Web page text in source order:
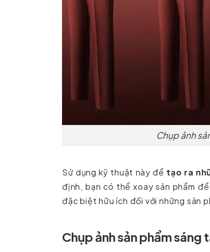
Chụp ảnh
Sử dụng kỹ thuật này để tạo ra
định, bạn có thể xoay sản phẩm
đặc biệt hữu ích đối với những sản
Chụp ảnh sản phẩm sáng